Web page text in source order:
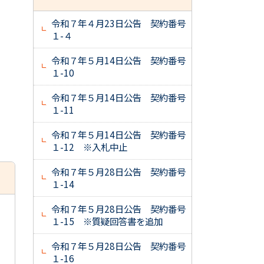
令和７年４月23日公告 契約番号
１-４
令和７年５月14日公告 契約番号
１-10
令和７年５月14日公告 契約番号
１-11
令和７年５月14日公告 契約番号
１-12 ※入札中止
令和７年５月28日公告 契約番号
１-14
令和７年５月28日公告 契約番号
１-15 ※質疑回答書を追加
令和７年５月28日公告 契約番号
１-16